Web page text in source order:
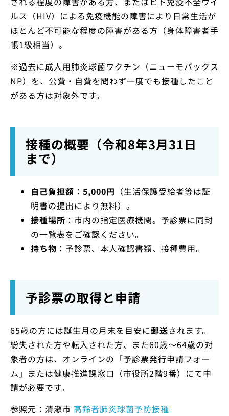
ルス（HIV）による免疫機能の障害により日常生活が
ほとんど不可能な程度の障害がある方（身体障害者手
帳1級相当）。
※過去に成人用肺炎球菌ワクチン（ニューモバックス
NP）を、公費・自費を問わず一度でも接種したこと
がある方は対象外です。
接種の概要（令和8年3月31日
まで）
自己負担額 ： 5,000円 （生活保護受給者等は証
明書の提出により無料）。
接種場所 ：市内の指定医療機関。予診票に同封
の一覧表をご確認ください。
持ち物 ：予診票、本人確認書類、接種費用。
予診票の取得と申請
65歳の方には誕生月の月末を目安に郵送されます。
紛失された方や転入された方、また60歳〜64歳の対
象者の方は、オンラインの「予診票発行申請フォー
ム」または健康推進課窓口（市役所2階9番）にて申
請が必要です。
参照元：清瀬市 高齢者肺炎球菌予防接種